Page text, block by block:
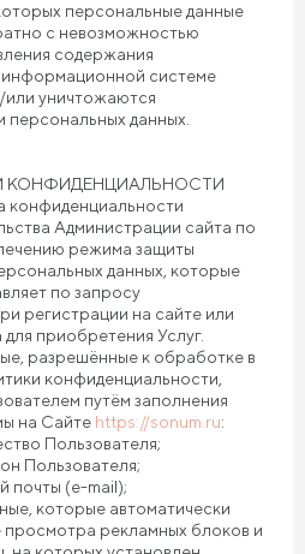
персональные данные
с невозможностью
содержания
информационной системе
или уничтожаются
данных.
КОНФИДЕНЦИАЛЬНОСТИ
конфиденциальности
Администрации сайта по
режима защиты
данных, которые
по запросу
регистрации на сайте или
приобретения Услуг.
разрешённые к обработке в
конфиденциальности,
путём заполнения
на Сайте https://sonum.ru:
Пользователя;
Пользователя;
почты (e-mail);
которые автоматически
рекламных блоков и